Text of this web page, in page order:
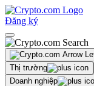
Đăng ký
Thị trường
Doanh nghiệp